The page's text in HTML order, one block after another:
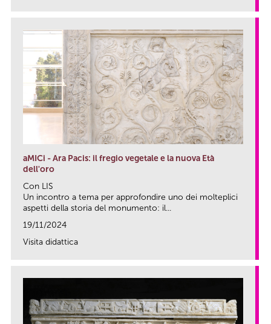
aMICi - Ara Pacis: il fregio vegetale e la nuova Età
dell'oro
Con LIS
Un incontro a tema per approfondire uno dei molteplici
aspetti della storia del monumento: il...
19/11/2024
Visita didattica